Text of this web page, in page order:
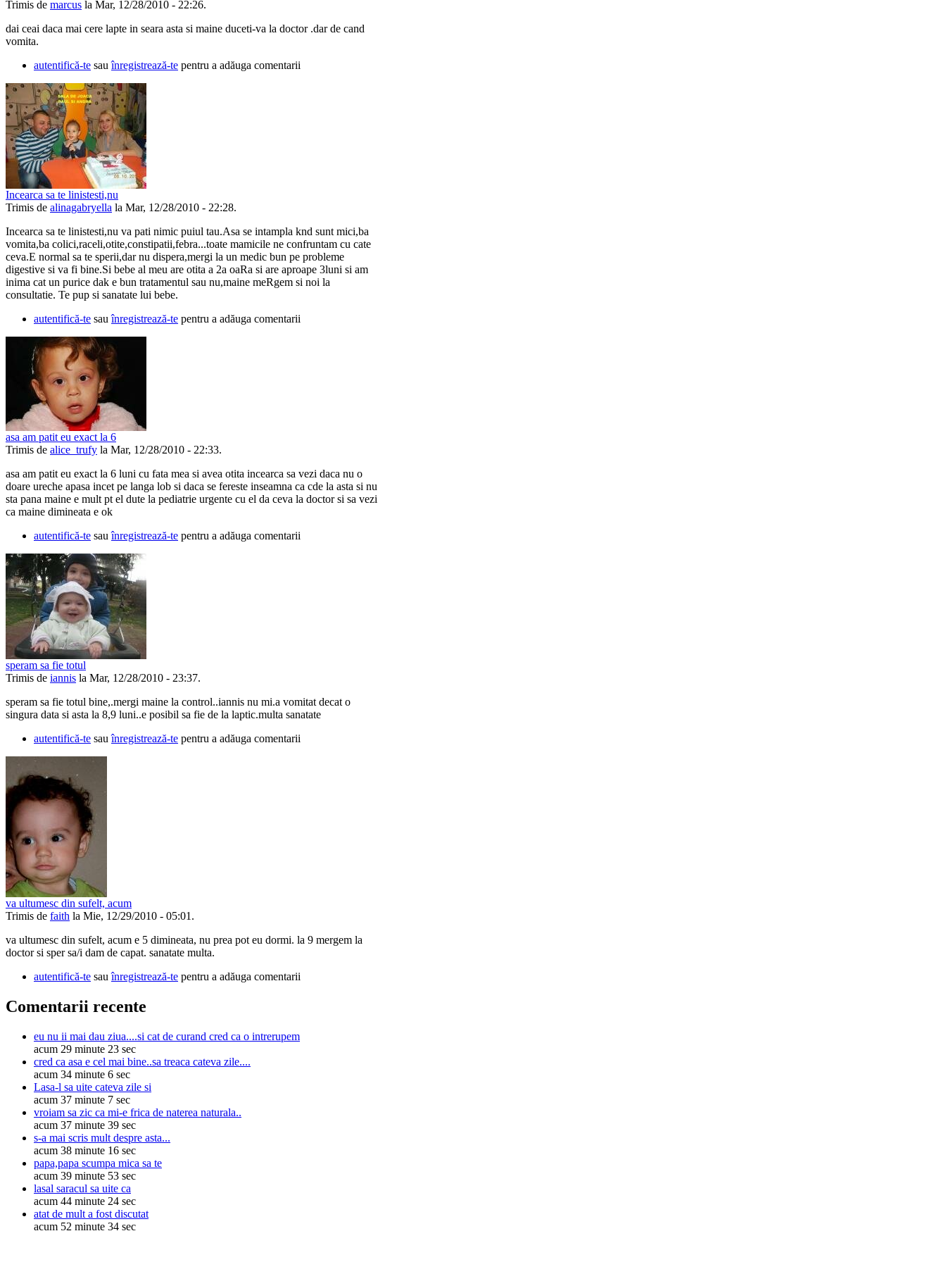
Trimis de marcus la Mar, 12/28/2010 - 22:26.
dai ceai daca mai cere lapte in seara asta si maine duceti-va la doctor .dar de cand
vomita.
autentifică-te sauînregistrează-te pentru a adăuga comentarii
Incearca sa te linistesti,nu
Trimis de alinagabryella la Mar, 12/28/2010 - 22:28.
Incearca sa te linistesti,nu va pati nimic puiul tau.Asa se intampla knd sunt mici,ba
vomita,ba colici,raceli,otite,constipatii,febra...toate mamicile ne confruntam cu cate
ceva.E normal sa te sperii,dar nu dispera,mergi la un medic bun pe probleme
digestive si va fi bine.Si bebe al meu are otita a 2a oaRa si are aproape 3luni si am
inima cat un purice dak e bun tratamentul sau nu,maine meRgem si noi la
consultatie. Te pup si sanatate lui bebe.
autentifică-te sauînregistrează-te pentru a adăuga comentarii
asa am patit eu exact la 6
Trimis de alice_trufy la Mar, 12/28/2010 - 22:33.
asa am patit eu exact la 6 luni cu fata mea si avea otita incearca sa vezi daca nu o
doare ureche apasa incet pe langa lob si daca se fereste inseamna ca cde la asta si nu
sta pana maine e mult pt el dute la pediatrie urgente cu el da ceva la doctor si sa vezi
ca maine dimineata e ok
autentifică-te sauînregistrează-te pentru a adăuga comentarii
speram sa fie totul
Trimis de iannis la Mar, 12/28/2010 - 23:37.
speram sa fie totul bine,.mergi maine la control..iannis nu mi.a vomitat decat o
singura data si asta la 8,9 luni..e posibil sa fie de la laptic.multa sanatate
autentifică-te sauînregistrează-te pentru a adăuga comentarii
va ultumesc din sufelt, acum
Trimis de faith la Mie, 12/29/2010 - 05:01.
va ultumesc din sufelt, acum e 5 dimineata, nu prea pot eu dormi. la 9 mergem la
doctor si sper sa/i dam de capat. sanatate multa.
autentifică-te sauînregistrează-te pentru a adăuga comentarii
Comentarii recente
eu nu ii mai dau ziua....si cat de curand cred ca o intrerupem
acum 29 minute 23 sec
cred ca asa e cel mai bine..sa treaca cateva zile....
acum 34 minute 6 sec
Lasa-l sa uite cateva zile si
acum 37 minute 7 sec
vroiam sa zic ca mi-e frica de naterea naturala..
acum 37 minute 39 sec
s-a mai scris mult despre asta...
acum 38 minute 16 sec
papa,papa scumpa mica sa te
acum 39 minute 53 sec
lasal saracul sa uite ca
acum 44 minute 24 sec
atat de mult a fost discutat
acum 52 minute 34 sec